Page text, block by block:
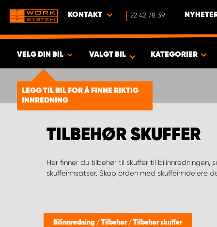
KONTAKT 22 42 78 39
VELG DIN BIL
LEGG TIL BIL FOR Å FINNE RIKTIG
INNREDNING
VISA RESULTAT - 1924PRODUKTER
VALGT BIL KATEGORIER
TILBEHØR SKUFFER
Her finner du tilbehør til skuffer til bilinnredningen,
skuffeinnsatser. Skap orden med skuffeinndelere
ulike størrelser, avhengig av hvordan man velger å
Bilinnredning / Tilbehør / Tilbehør skuffer